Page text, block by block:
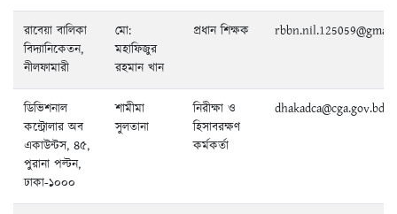
রাবেয়া বালিকা
বিদ্যানিকেতন,
নীলফামারী
মো:
মহাফিজুর
রহমান খান
প্রধান শিক্ষক
ডিভিশনাল
কন্ট্রোলার অব
একাউন্টস, ৪৫,
পুরানা পল্টন,
ঢাকা-‌১০০০
শামীমা
সুলতানা
নিরীক্ষা ও
হিসাবরক্ষণ
কর্মকর্তা
dhakadca@cga.gov.bd